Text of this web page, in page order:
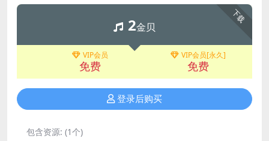
下载
2金贝
VIP会员
免费
VIP会员[永久]
免费
登录后购买
包含资源: (1个)